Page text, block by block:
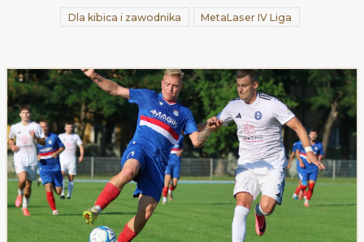
Dla kibica i zawodnika MetaLaser IV Liga